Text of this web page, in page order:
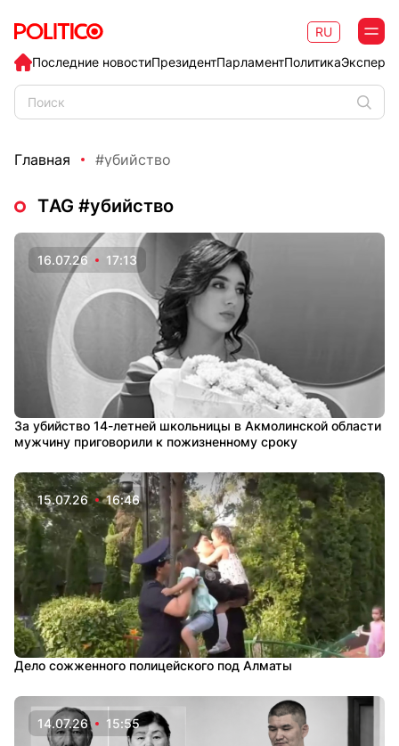
Последние новостиПрезидентПарламентПолитика
RU
Главная #убийство
ТAG #убийство
16.07.26 17:13
За убийство 14-летней школьницы в Акмолинской области
мужчину приговорили к пожизненному сроку
15.07.26 16:46
Дело сожженного полицейского под Алматы
14.07.26 15:55